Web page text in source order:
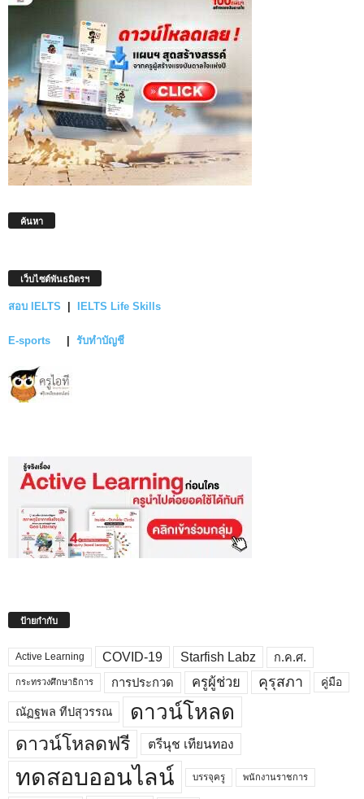
ค้นหา
เว็บไซต์พันธมิตรฯ
สอบ IELTS IELTS Life Skills
E-sports รับทำบัญชี
ป้ายกำกับ
Active Learning COVID-19 Starfish Labz ก.ค.ศ.
กระทรวงศึกษาธิการ การประกวด ครูผู้ช่วย คุรุสภา คู่มือ
ณัฏฐพล ทีปสุวรรณ ดาวน์โหลด
ดาวน์โหลดฟรี ตรีนุช เทียนทอง
ทดสอบออนไลน์ บรรจุครู พนักงานราชการ